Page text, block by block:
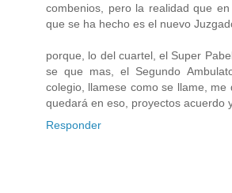
combenios, pero la realidad que
que se ha hecho es el nuevo
porque, lo del cuartel, el Super
se que mas, el Segundo
colegio, llamese como se llame,
quedará en eso, proyectos acuerdo
Responder